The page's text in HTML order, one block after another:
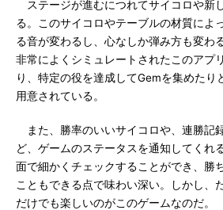
ステージが進むにつれてサイコロや新
る。このサイコロやテーブルの材質によ
る音が変わるし、心なしか弾み方も変わ
非常によくシミュレートされたこのアプ
り、特定の役を達成してGemを集めたり
用意されている。
また、勝率のいいサイコロや、連勝記
ど、ゲームのステータスを通知してくれ
面で細かくチェックすることができ、勝
こともできる点で味わい深い。しかし、
だけでも楽しいのがこのゲームなのだ。